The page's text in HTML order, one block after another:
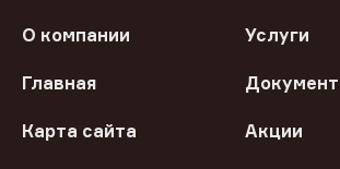
О компании Услуги
Главная
Карта сайта Акции